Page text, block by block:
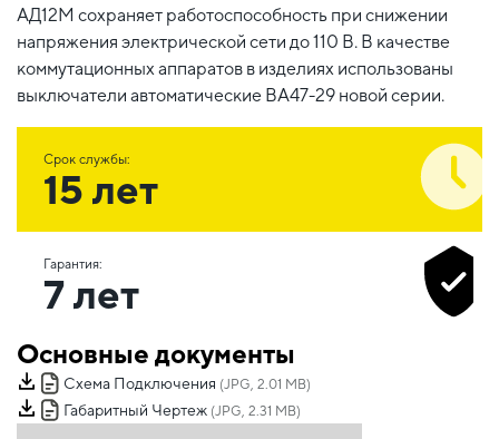
АД12М сохраняет работоспособность при снижении
напряжения электрической сети до 110 В. В качестве
коммутационных аппаратов в изделиях использованы
выключатели автоматические ВА47-29 новой серии.
Срок службы:
15 лет
Гарантия:
7 лет
Основные документы
Схема Подключения (JPG, 2.01 MB)
Габаритный Чертеж (JPG, 2.31 MB)